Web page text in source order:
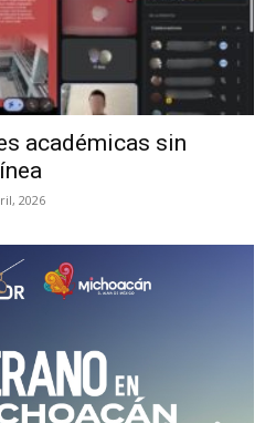
académicas sin
2026